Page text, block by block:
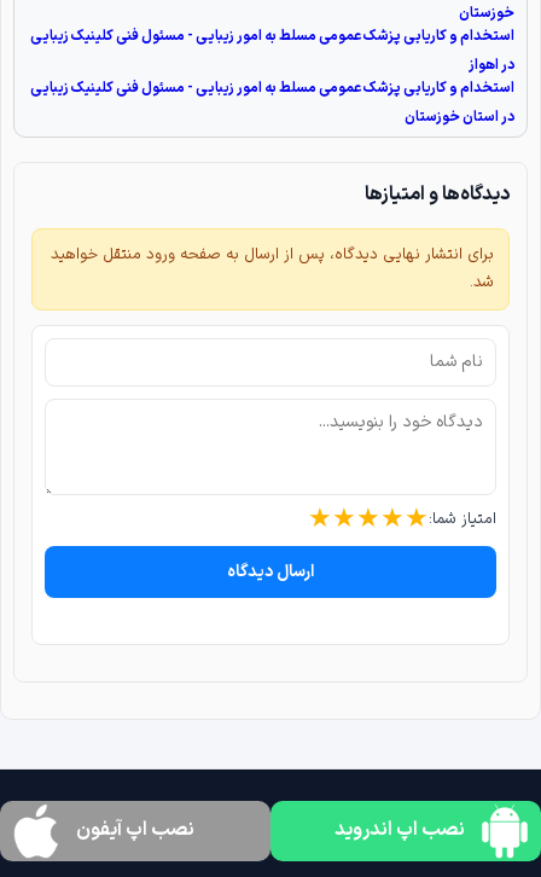
خوزستان
استخدام و کاریابی پزشک عمومی مسلط به امور زیبایی - مسئول فنی کلینیک زیبایی
در اهواز
استخدام و کاریابی پزشک عمومی مسلط به امور زیبایی - مسئول فنی کلینیک زیبایی
در استان خوزستان
دیدگاه‌ها و امتیازها
برای انتشار نهایی دیدگاه، پس از ارسال به صفحه ورود منتقل خواهید
شد.
امتیاز شما: ★★★★★
ارسال دیدگاه
نصب اپ اندروید نصب اپ آیفون